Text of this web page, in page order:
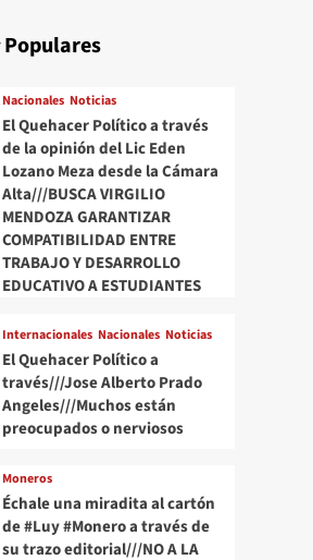
Populares
Nacionales Noticias
El Quehacer Político a través
de la opinión del Lic Eden
Lozano Meza desde la Cámara
Alta///BUSCA VIRGILIO
MENDOZA GARANTIZAR
COMPATIBILIDAD ENTRE
TRABAJO Y DESARROLLO
EDUCATIVO A ESTUDIANTES
Internacionales Nacionales Noticias
El Quehacer Político a
través///Jose Alberto Prado
Angeles///Muchos están
preocupados o nerviosos
Moneros
Échale una miradita al cartón
de #Luy #Monero a través de
su trazo editorial///NO A LA